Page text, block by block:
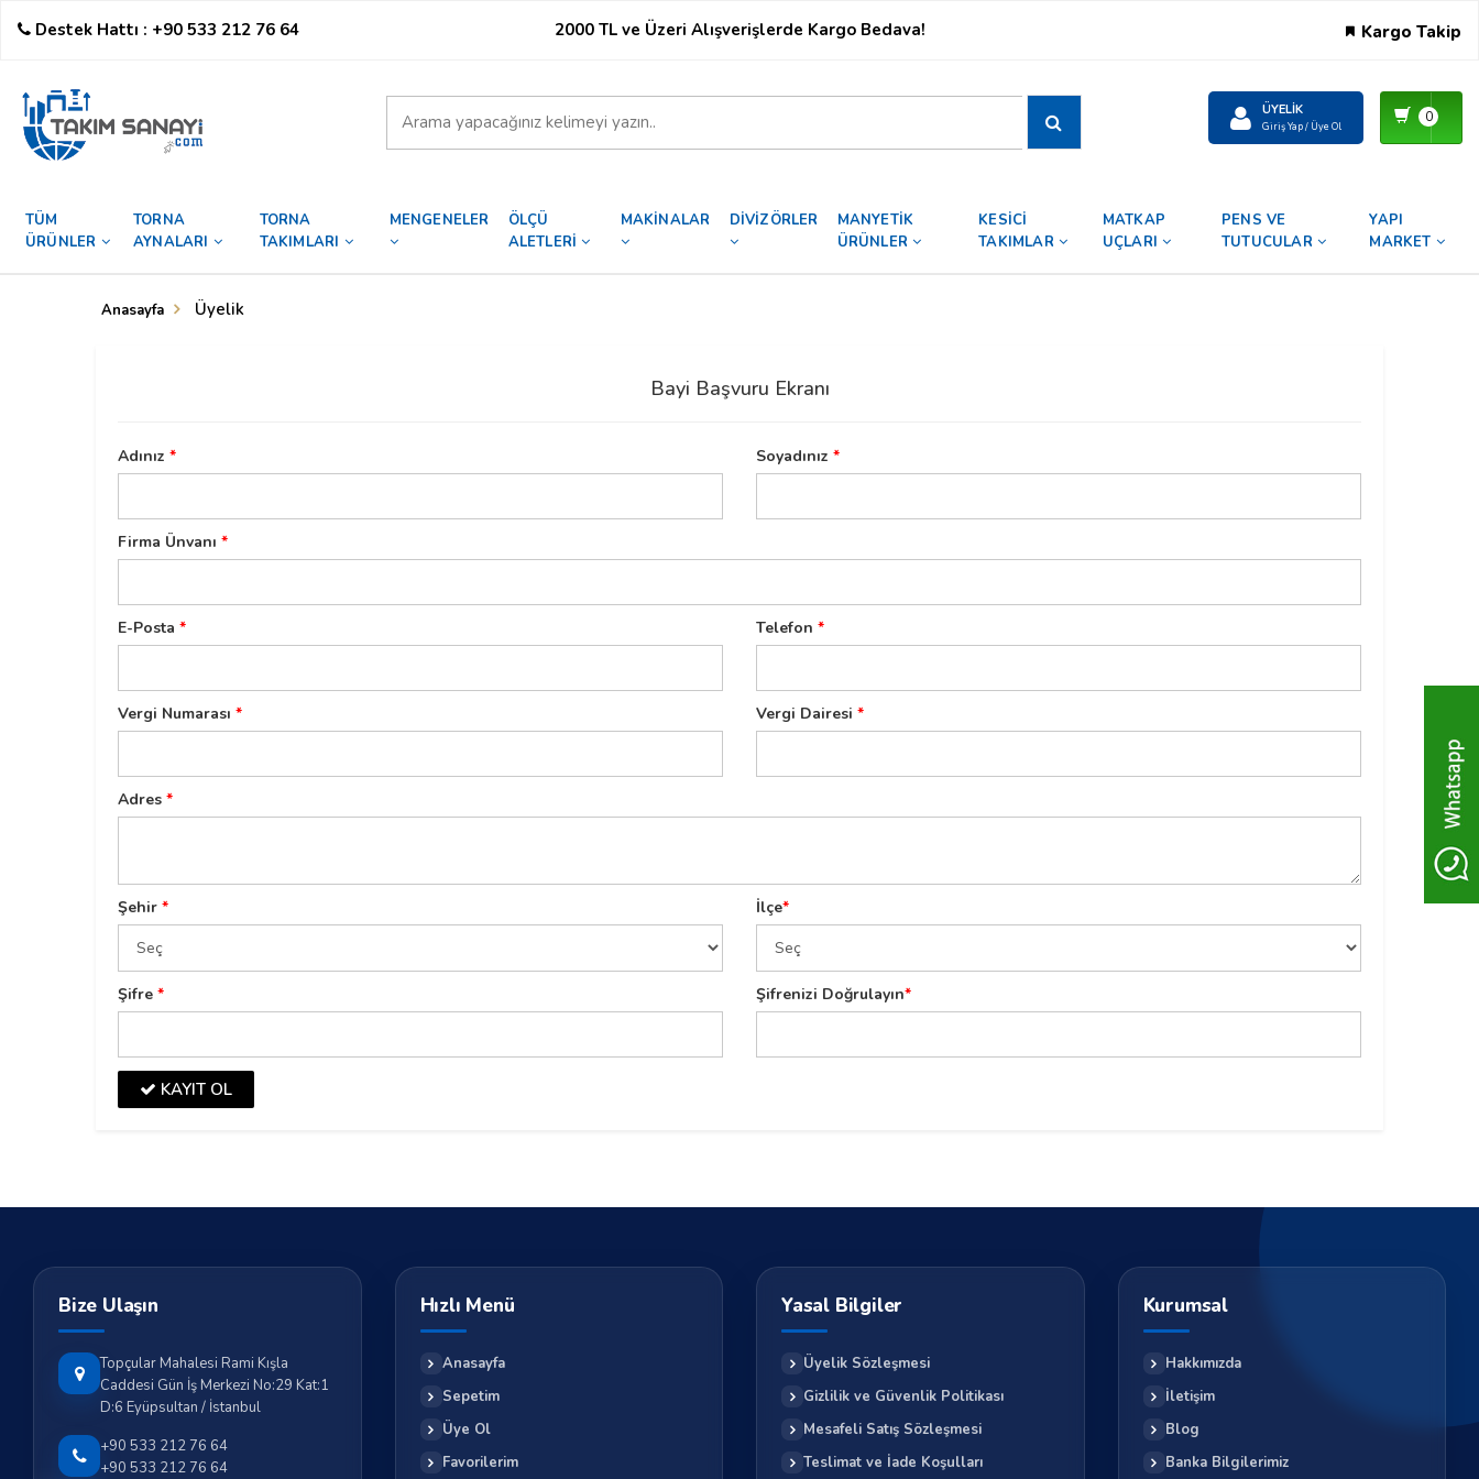
Destek Hattı : +90 533 212 76 64 2000 TL ve Üzeri Alışverişlerde Kargo Bedava! Kargo Takip
0
ÜYELIK
Giriş Yap / Üye Ol
TÜM
ÜRÜNLER
TORNA
AYNALARI
TORNA
TAKIMLARI
MENGENELER
ÖLÇÜ
ALETLERİ
MAKİNALAR DİVİZÖRLER
MANYETİK
ÜRÜNLER
KESİCİ
TAKIMLAR
MATKAP
UÇLARI
PENS VE
TUTUCULAR
YAPI
MARKET
Anasayfa Üyelik
Bayi Başvuru Ekranı
Adınız * Soyadınız *
Firma Ünvanı *
E-Posta * Telefon *
Vergi Numarası * Vergi Dairesi *
Adres *
Şehir * İlçe*
Şifre * Şifrenizi Doğrulayın*
KAYIT OL
Bize Ulaşın
Topçular Mahalesi Rami Kışla
Caddesi Gün İş Merkezi No:29 Kat:1
D:6 Eyüpsultan / İstanbul
+90 533 212 76 64
+90 533 212 76 64
Hızlı Menü
Anasayfa
Sepetim
Üye Ol
Favorilerim
Yasal Bilgiler
Üyelik Sözleşmesi
Gizlilik ve Güvenlik Politikası
Mesafeli Satış Sözleşmesi
Teslimat ve İade Koşulları
Kurumsal
Hakkımızda
İletişim
Blog
Banka Bilgilerimiz